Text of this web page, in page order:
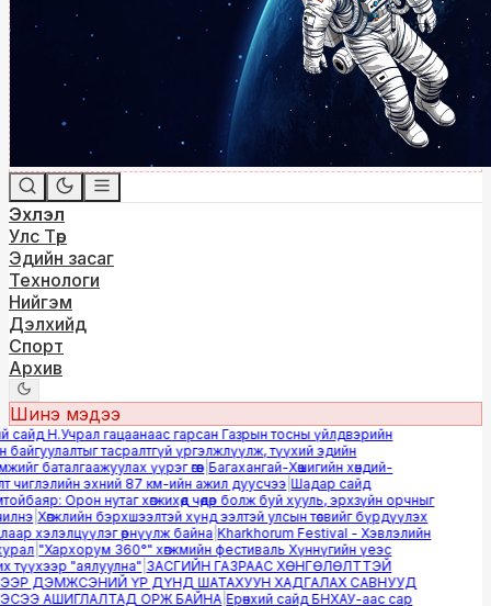
Эхлэл
Улс Төр
Эдийн засаг
Технологи
Нийгэм
Дэлхийд
Спорт
Архив
Шинэ мэдээ
сайд Н.Учрал гацаанаас гарсан Газрын тосны үйлдвэрийн
тасралтгүй үргэлжлүүлж, түүхий эдийн
баталгаажуулах үүрэг өгөв|Багахангай-Хөшигийн хөндий-
эхний 87 км-ийн ажил дуусчээ|Шадар сайд
Орон нутаг хөгжихөд чөдөр болж буй хууль, эрхзүйн орчныг
|Хөгжлийн бэрхшээлтэй хүнд ээлтэй улсын төсвийг бүрдүүлэх
хэлэлцүүлэг өрнүүлж байна|Kharkhorum Festival - Хэвлэлийн
|"Хархорум 360°" хөгжмийн фестиваль Хүннүгийн үеэс
"аялуулна"|ЗАСГИЙН ГАЗРААС ХӨНГӨЛӨЛТТЭЙ
ДЭМЖСЭНИЙ ҮР ДҮНД ШАТАХУУН ХАДГАЛАХ САВНУУД
АШИГЛАЛТАД ОРЖ БАЙНА|Ерөнхий сайд БНХАУ-аас сар